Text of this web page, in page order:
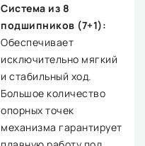
Система из 8
подшипников (7+1):
Обеспечивает
исключительно мягкий
и стабильный ход.
Большое количество
опорных точек
механизма гарантирует